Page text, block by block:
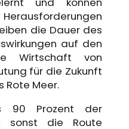
die Dauer des
auf den
Wirtschaft von
für die Zukunft
Rote Meer.
90 Prozent der
sonst die Route